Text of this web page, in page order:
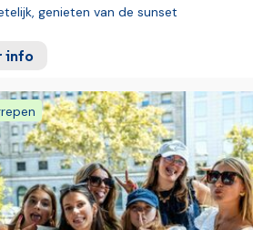
genieten van de sunset
info